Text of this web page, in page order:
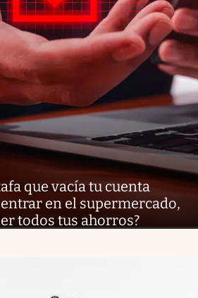
que vacía tu cuenta
en el supermercado,
todos tus ahorros?